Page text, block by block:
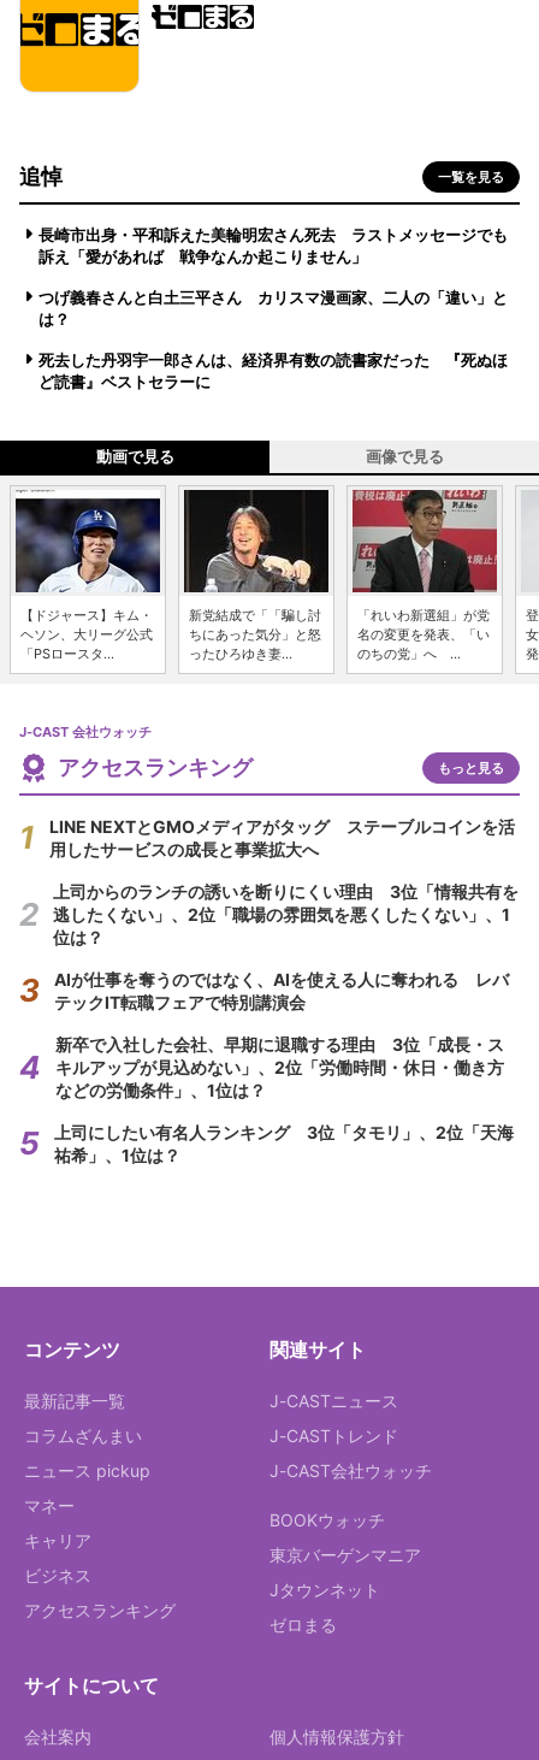
追悼 一覧を見る
長崎市出身・平和訴えた美輪明宏さん死去 ラストメッセージでも
訴え「愛があれば 戦争なんか起こりません」
つげ義春さんと白土三平さん カリスマ漫画家、二人の「違い」と
は？
死去した丹羽宇一郎さんは、経済界有数の読書家だった 『死ぬほ
ど読書』ベストセラーに
動画で見る 画像で見る
【ドジャース】キム・
ヘソン、大リーグ公式
「PSロースタ...
新党結成で「「騙し討
ちにあった気分」と怒
ったひろゆき妻...
「れいわ新選組」が党
名の変更を発表、「い
のちの党」へ ...
J-CAST 会社ウォッチ
アクセスランキング もっと見る
LINE NEXTとGMOメディアがタッグ ステーブルコインを活
用したサービスの成長と事業拡大へ
上司からのランチの誘いを断りにくい理由 3位「情報共有を
逃したくない」、2位「職場の雰囲気を悪くしたくない」、1
位は？
AIが仕事を奪うのではなく、AIを使える人に奪われる レバ
テックIT転職フェアで特別講演会
新卒で入社した会社、早期に退職する理由 3位「成長・ス
キルアップが見込めない」、2位「労働時間・休日・働き方
などの労働条件」、1位は？
上司にしたい有名人ランキング 3位「タモリ」、2位「天海
祐希」、1位は？
コンテンツ
最新記事一覧
コラムざんまい
ニュース pickup
マネー
キャリア
ビジネス
アクセスランキング
関連サイト
J-CASTニュース
J-CASTトレンド
J-CAST会社ウォッチ
BOOKウォッチ
東京バーゲンマニア
Jタウンネット
ゼロまる
サイトについて
会社案内 個人情報保護方針